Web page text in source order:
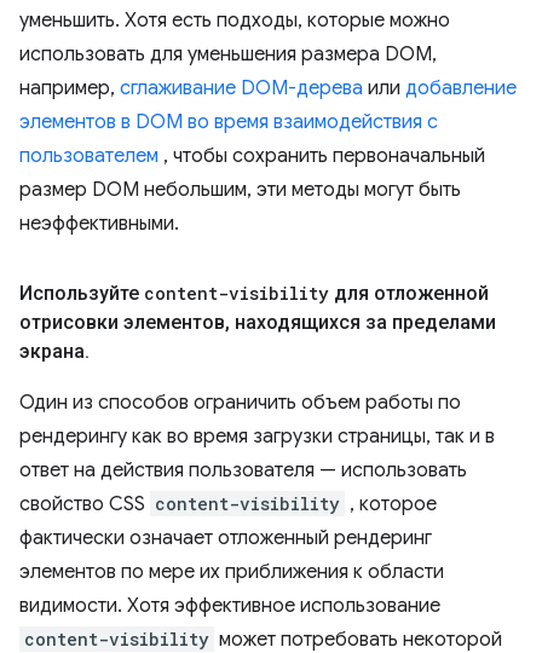
уменьшить. Хотя есть подходы, которые можно
использовать для уменьшения размера DOM,
например, сглаживание DOM-дерева или добавление
элементов в DOM во время взаимодействия с
пользователем , чтобы сохранить первоначальный
размер DOM небольшим, эти методы могут быть
неэффективными.
Используйте content-visibility для отложенной
отрисовки элементов, находящихся за пределами
экрана.
Один из способов ограничить объем работы по
рендерингу как во время загрузки страницы, так и в
ответ на действия пользователя — использовать
свойство CSS content-visibility , которое
фактически означает отложенный рендеринг
элементов по мере их приближения к области
видимости. Хотя эффективное использование
content-visibility может потребовать некоторой